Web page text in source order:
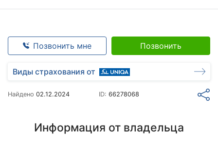
Позвонить мне Позвонить
Виды страхования от
Найдено 02.12.2024 ID: 66278068
Информация от владельца